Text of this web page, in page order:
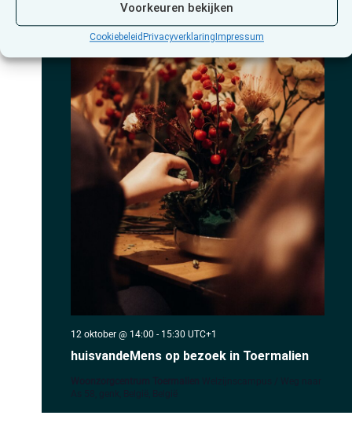
Voorkeuren bekijken
Cookiebeleid Privacyverklaring Impressum
huisvandeMens op bezoek in Toermalien
12 oktober @ 14:00 - 15:30 UTC+1